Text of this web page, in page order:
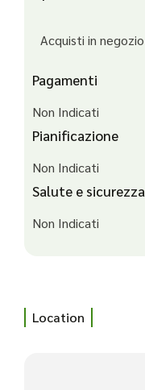
Acquisti in negozio
Pagamenti
Non Indicati
Pianificazione
Non Indicati
Salute e sicurezza
Non Indicati
Location